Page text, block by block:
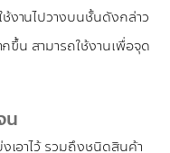
งานไปวางบนชั้นดังกล่าว
ขึ้น สามารถใช้งานเพื่อจุด
น
เอาไว้ รวมถึงชนิดสินค้า